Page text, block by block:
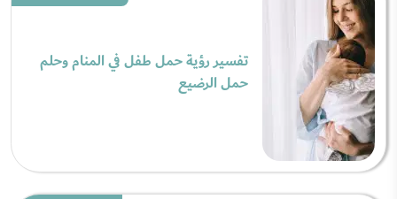
تفسير رؤية حمل طفل في المنام وحلم
حمل الرضيع